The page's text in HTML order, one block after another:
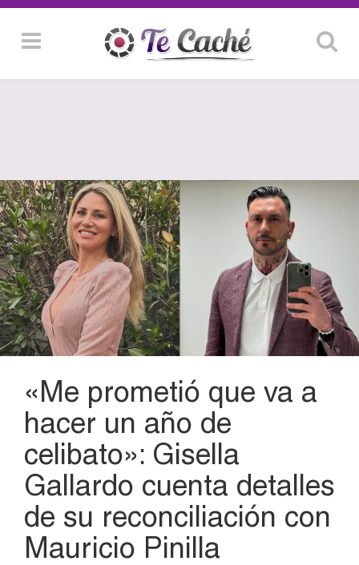
«Me prometió que va a
hacer un año de
celibato»: Gisella
Gallardo cuenta detalles
de su reconciliación con
Mauricio Pinilla